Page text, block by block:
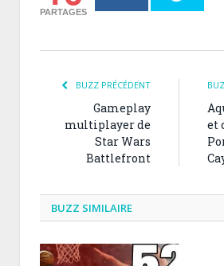
PARTAGES
BUZZ PRÉCÉDENT
Gameplay
multiplayer de
Star Wars
Battlefront
et
BUZZ SIMILAIRE